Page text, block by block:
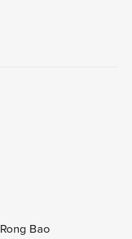
Rong Bao